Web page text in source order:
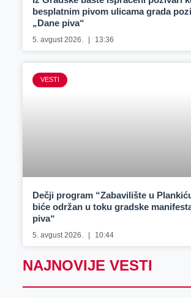
besplatnim pivom ulicama grada
„Dane piva“
5. avgust 2026. 13:36
VESTI
Dečji program “Zabavilište u
biće održan u toku gradske
piva“
5. avgust 2026. 10:44
NAJNOVIJE VESTI